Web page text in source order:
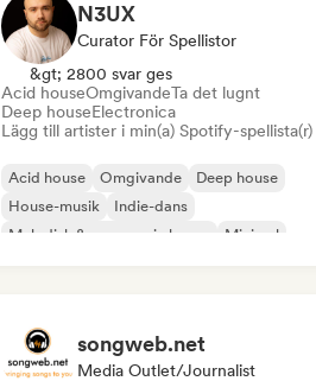
N3UX
Curator För Spellistor
&gt; 2800 svar ges
Acid houseOmgivandeTa det lugnt
Deep houseElectronica
Lägg till artister i min(a) Spotify-spellista(r)
Acid house Omgivande
Deep house
House-musik
Indie-dans
Melodisk & progressiv house
Minimal
songweb.net
Media Outlet/Journalist